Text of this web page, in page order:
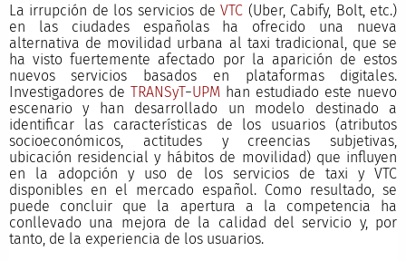
La irrupción de los servicios deVTC (Uber, Cabify, Bolt, etc.)
en las ciudades españolas ha ofrecido una nueva
alternativa de movilidad urbana al taxi tradicional, que se
ha visto fuertemente afectado por la aparición de estos
nuevos servicios basados en plataformas digitales.
Investigadores de TRANSyT−UPM han estudiado este nuevo
escenario y han desarrollado un modelo destinado a
identificar las características de los usuarios (atributos
socioeconómicos, actitudes y creencias subjetivas,
ubicación residencial y hábitos de movilidad) que influyen
en la adopción y uso de los servicios de taxi y VTC
disponibles en el mercado español. Como resultado, se
puede concluir que la apertura a la competencia ha
conllevado una mejora de la calidad del servicio y, por
tanto, de la experiencia de los usuarios.